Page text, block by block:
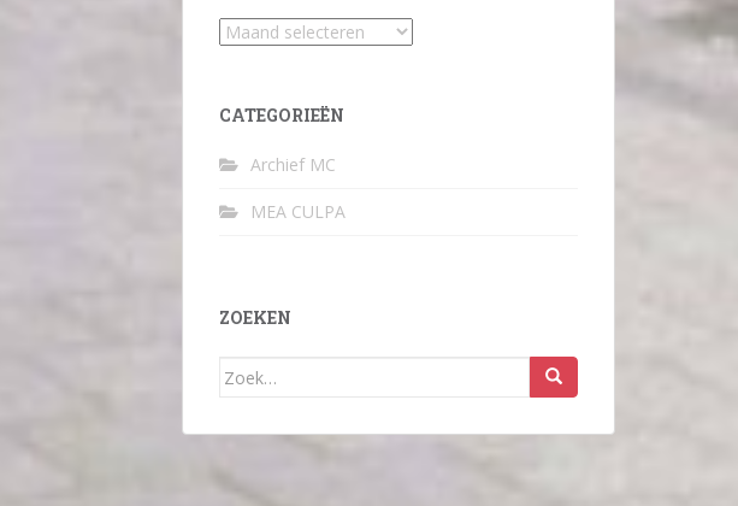
Archief
CATEGORIEËN
Archief MC
MEA CULPA
ZOEKEN
Zoek